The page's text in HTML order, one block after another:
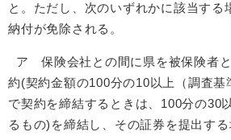
と。ただし、次のいずれかに該当する
納付が免除される。
ア 保険会社との間に県を被保険者
約(契約金額の100分の10以上（調査基
で契約を締結するときは、100分の30
るもの)を締結し、その証券を提出する